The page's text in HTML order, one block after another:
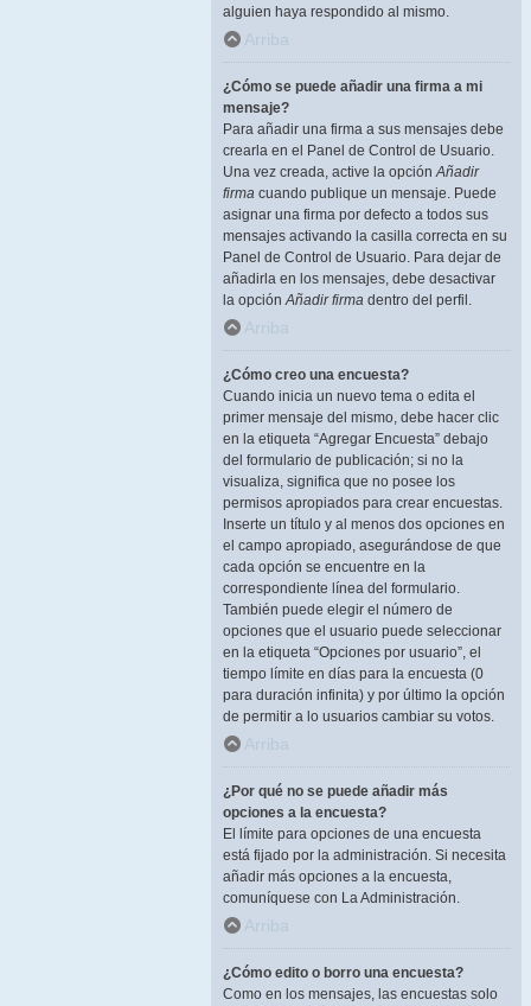
alguien haya respondido al mismo.
Arriba
¿Cómo se puede añadir una firma a mi
mensaje?
Para añadir una firma a sus mensajes debe
crearla en el Panel de Control de Usuario.
Una vez creada, active la opciónAñadir
firma cuando publique un mensaje. Puede
asignar una firma por defecto a todos sus
mensajes activando la casilla correcta en su
Panel de Control de Usuario. Para dejar de
añadirla en los mensajes, debe desactivar
la opciónAñadir firma dentro del perfil.
Arriba
¿Cómo creo una encuesta?
Cuando inicia un nuevo tema o edita el
primer mensaje del mismo, debe hacer clic
en la etiqueta “Agregar Encuesta” debajo
del formulario de publicación; si no la
visualiza, significa que no posee los
permisos apropiados para crear encuestas.
Inserte un título y al menos dos opciones en
el campo apropiado, asegurándose de que
cada opción se encuentre en la
correspondiente línea del formulario.
También puede elegir el número de
opciones que el usuario puede seleccionar
en la etiqueta “Opciones por usuario”, el
tiempo límite en días para la encuesta (0
para duración infinita) y por último la opción
de permitir a lo usuarios cambiar su votos.
Arriba
¿Por qué no se puede añadir más
opciones a la encuesta?
El límite para opciones de una encuesta
está fijado por la administración. Si necesita
añadir más opciones a la encuesta,
comuníquese con La Administración.
Arriba
¿Cómo edito o borro una encuesta?
Como en los mensajes, las encuestas solo